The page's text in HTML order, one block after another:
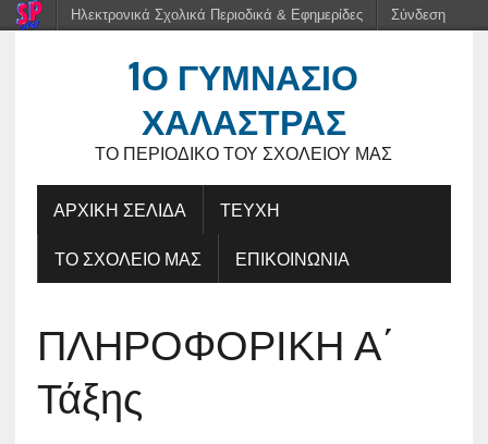
1Ο ΓΥΜΝΑΣΙΟ
ΧΑΛΑΣΤΡΑΣ
ΤΟ ΠΕΡΙΟΔΙΚΌ ΤΟΥ ΣΧΟΛΕΊΟΥ ΜΑΣ
ΑΡΧΙΚΗ ΣΕΛΙΔΑ
ΤΕΥΧΗ
ΤΟ ΣΧΟΛΕΙΟ ΜΑΣ
ΕΠΙΚΟΙΝΩΝΙΑ
ΠΛΗΡΟΦΟΡΙΚΗ Α΄
Τάξης
Ηλεκτρονικά Σχολικά Περιοδικά & Εφημερίδες Σύνδεση